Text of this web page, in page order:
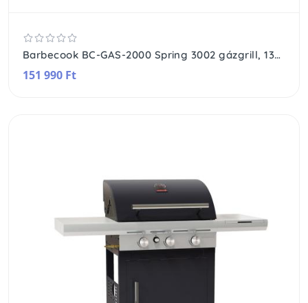
Barbecook BC-GAS-2000 Spring 3002 gázgrill, 133x57x115cm
151 990 Ft